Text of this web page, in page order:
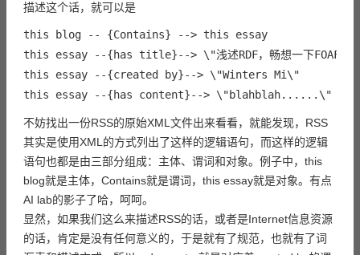
描述这个话，就可以是
this blog -- {Contains} --> this essay
this essay --{has title}--> \"浅述RDF，畅想一下FOAF应
this essay --{created by}--> \"Winters Mi\"
不妨找出一份RSS的原始XML文件出来看看，就能发现，RSS
其实是使用XML的方式列出了这样的逻辑语句，而这样的逻辑
语句也都是由三部分组成：主体、谓词和对象。例子中，this
blog就是主体，Contains就是谓词，this essay就是对象。有点
AI lab的影子了哈，呵呵。
显然，如果我们这么来描述RSS的话，或者是Internet信息资源
的话，肯定是没有任何意义的，于是就有了规范，也就有了词